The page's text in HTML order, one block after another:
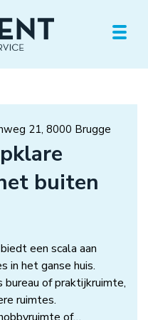
21, 8000 Brugge
buiten
een scala aan
in het ganse huis.
bureau of praktijkruimte,
ruimtes.